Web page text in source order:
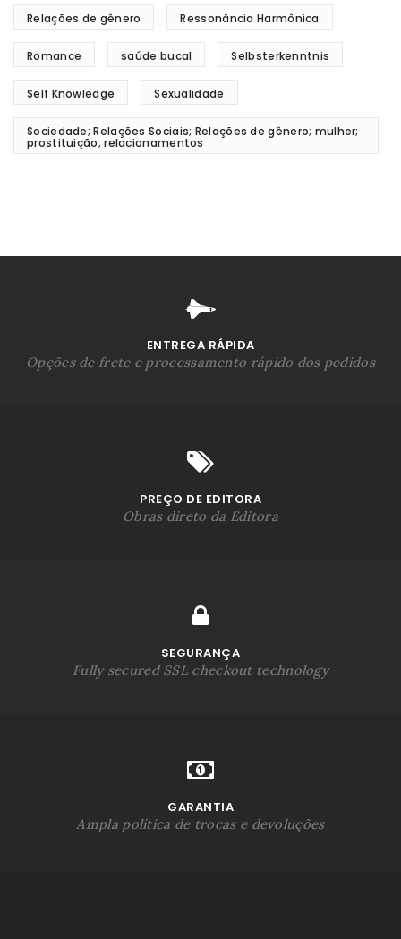
Relações de gênero Ressonância Harmônica
Romance saúde bucal Selbsterkenntnis
Self Knowledge Sexualidade
Sociedade; Relações Sociais; Relações de gênero; mulher;
prostituição; relacionamentos
ENTREGA RÁPIDA
Opções de frete e processamento rápido dos pedidos
PREÇO DE EDITORA
Obras direto da Editora
SEGURANÇA
Fully secured SSL checkout technology
GARANTIA
Ampla política de trocas e devoluções